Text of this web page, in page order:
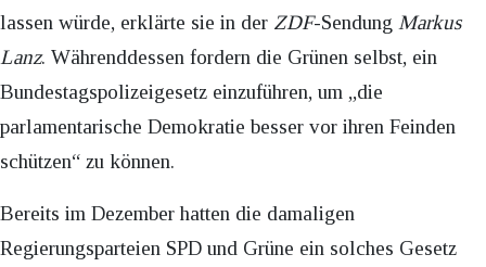
lassen würde, erklärte sie in der ZDF-Sendung Markus
Lanz. Währenddessen fordern die Grünen selbst, ein
Bundestagspolizeigesetz einzuführen, um „die
parlamentarische Demokratie besser vor ihren Feinden
schützen“ zu können.
Bereits im Dezember hatten die damaligen
Regierungsparteien SPD und Grüne ein solches Gesetz